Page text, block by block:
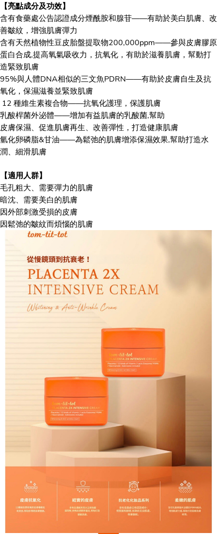
【亮點成分及功效】
含有食藥處公告認證成分煙酰胺和腺苷——有助於美白肌膚、改
善皺紋，增強肌膚彈力
含有天然植物性豆皮胎盤提取物200,000ppm——參與皮膚膠原
蛋白合成,提高氧氣吸收力，抗氧化，有助於滋養肌膚，幫動打
造緊致肌膚
95%與人體DNA相似的三文魚PDRN——有助於皮膚自生及抗
氧化，保濕滋養並緊致肌膚
12 種維生素複合物——抗氧化護理，保護肌膚
乳酸桿菌外泌體——增加有益肌膚的乳酸菌,幫助
皮膚保濕、促進肌膚再生、改善彈性，打造健康肌膚
氫化卵磷脂&甘油——為鬆弛的肌膚增添保濕效果,幫助打造水
潤、細滑肌膚
【適用人群】
毛孔粗大、需要彈力的肌膚
暗沈、需要美白的肌膚
因外部刺激受損的皮膚
因鬆弛的皺紋而煩惱的肌膚